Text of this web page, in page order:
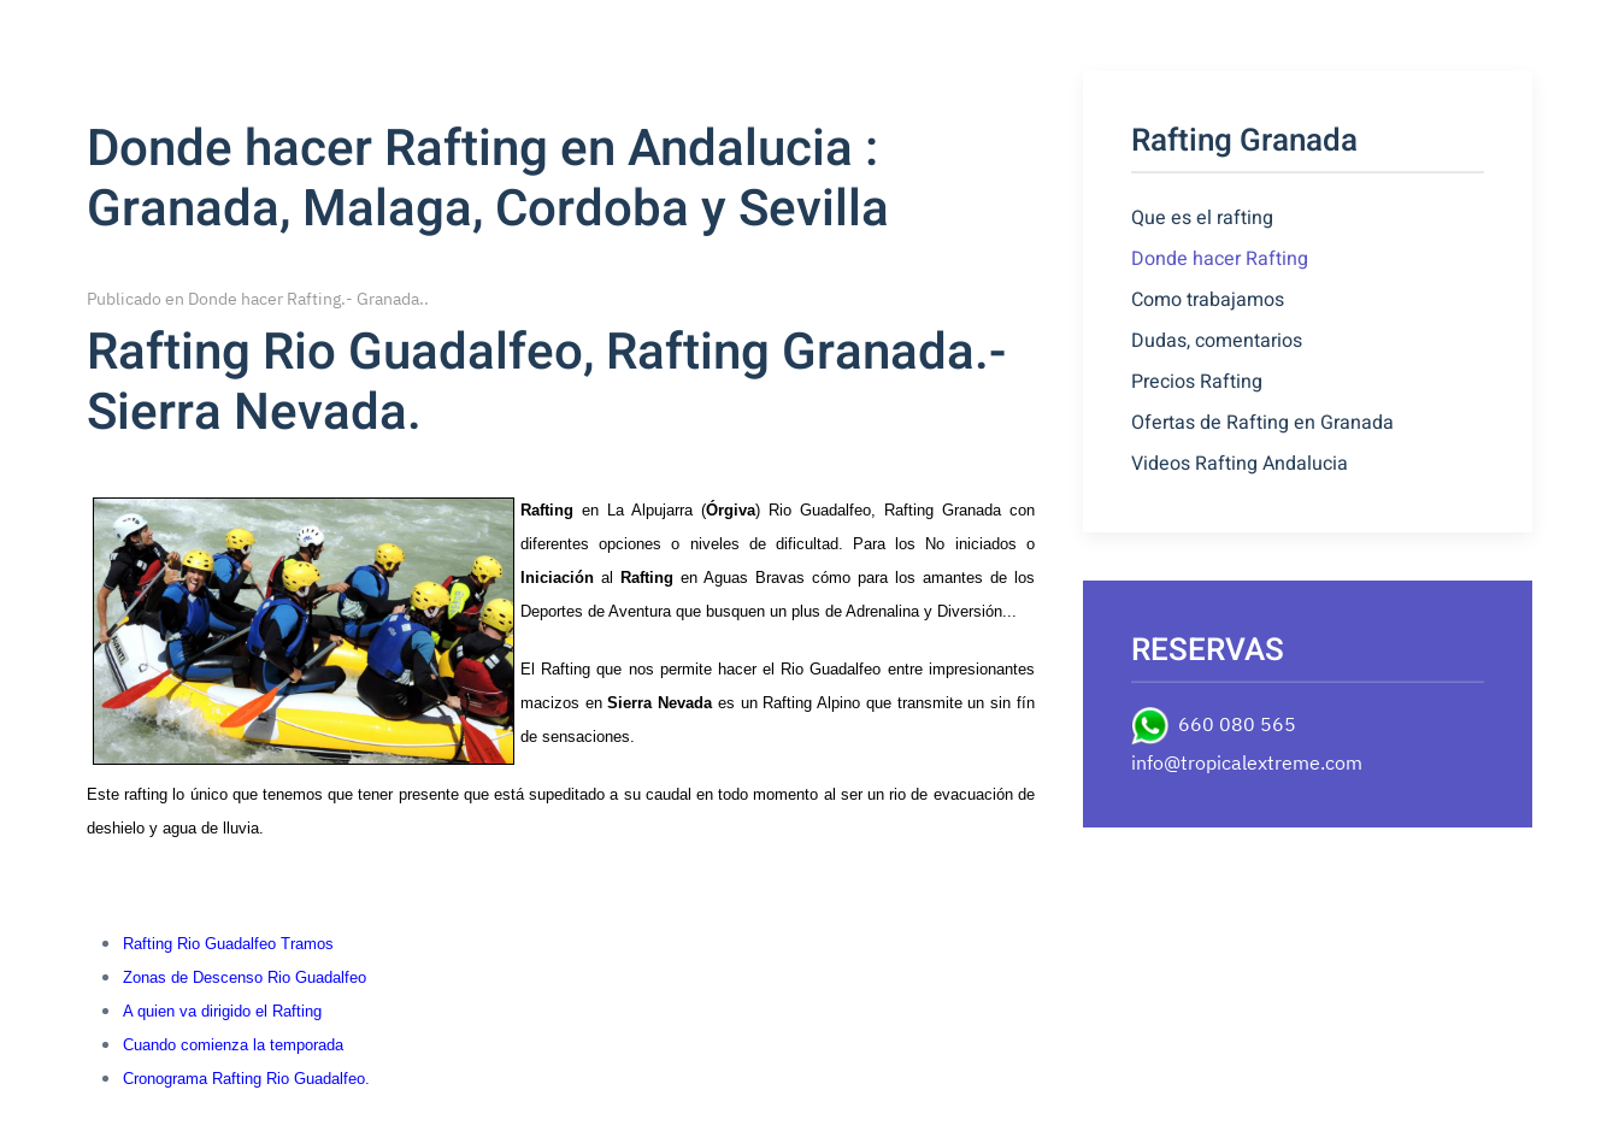
Donde hacer Rafting en Andalucia :
Granada, Malaga, Cordoba y Sevilla
Publicado en Donde hacer Rafting.- Granada..
Rafting Rio Guadalfeo, Rafting Granada.-
Sierra Nevada.
Rafting en La Alpujarra (Órgiva) Rio Guadalfeo, Rafting Granada con
diferentes opciones o niveles de dificultad.
Para los No iniciados o
Iniciación al Rafting en Aguas Bravas cómo para los amantes de los
Deportes de Aventura que busquen un plus de Adrenalina y Diversión...
El Rafting que nos permite hacer el Rio Guadalfeo entre impresionantes
macizos enSierra Nevadaes un Rafting Alpino que transmite un sin fín
de sensaciones.
Este rafting lo único que tenemos que tener presente que está supeditado a su caudal en todo momento al ser un rio de evacuación de
deshielo y agua de lluvia.
Rafting Rio Guadalfeo Tramos
Zonas de Descenso Rio Guadalfeo
A quien va dirigido el Rafting
Cuando comienza la temporada
Cronograma Rafting Rio Guadalfeo.
Rafting Granada
Que es el rafting
Donde hacer Rafting
Como trabajamos
Dudas, comentarios
Precios Rafting
Ofertas de Rafting en Granada
Videos Rafting Andalucia
RESERVAS
660 080 565
info@tropicalextreme.com